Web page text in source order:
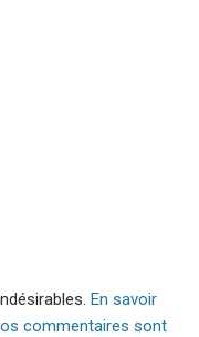
En savoir
commentaires sont